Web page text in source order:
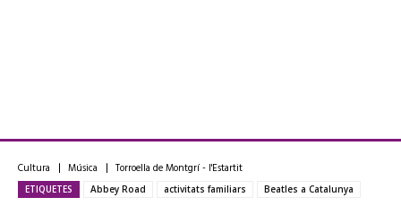
Cultura Música Torroella de Montgrí - l'Estartit
ETIQUETES Abbey Road activitats familiars
Beatles a Catalunya